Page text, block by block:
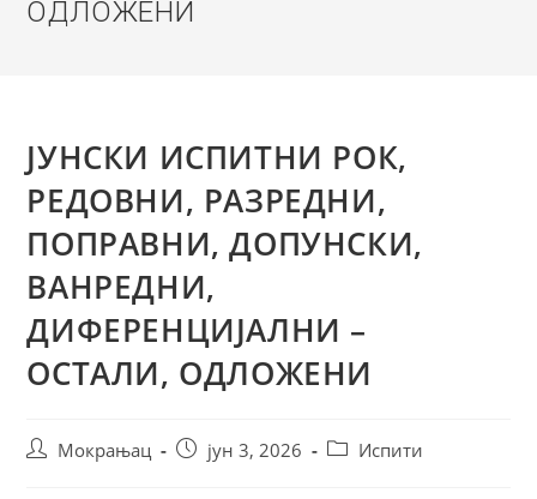
ОДЛОЖЕНИ
ЈУНСКИ ИСПИТНИ РОК,
РЕДОВНИ, РАЗРЕДНИ,
ПОПРАВНИ, ДОПУНСКИ,
ВАНРЕДНИ,
ДИФЕРЕНЦИЈАЛНИ –
ОСТАЛИ, ОДЛОЖЕНИ
Мокрањац јун 3, 2026 Испити